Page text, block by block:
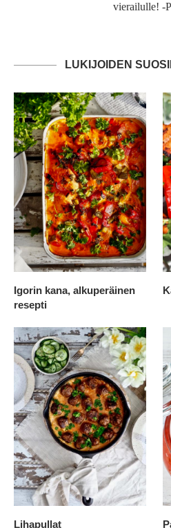
vierailulle! -
LUKIJOIDEN
Igorin kana, alkuperäinen
resepti
Lihapullat